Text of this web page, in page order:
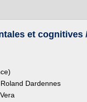
et cognitives
Dardennes